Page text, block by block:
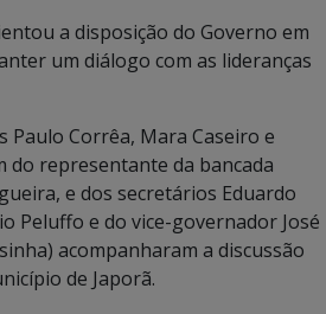
a disposição do Governo em
um diálogo com as lideranças
Paulo Corrêa, Mara Caseiro e
do representante da bancada
e dos secretários Eduardo
Peluffo e do vice-governador José
acompanharam a discussão
de Japorã.